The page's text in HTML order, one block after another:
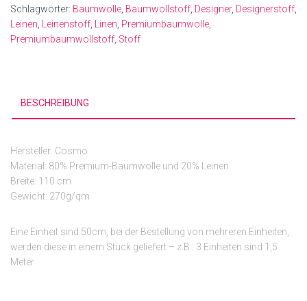
Schlagwörter: Baumwolle Baumwollstoff Designer, Designerstoff
Leinen
Leinenstoff Linen Premiumbaumwolle
Premiumbaumwollstoff Stoff
BESCHREIBUNG
Herste ller: Cosmo
Material: 80% Premium-Baumwolle und 20% Leinen
Breite: 110 cm
Gewicht: 270g/qm
Eine Einheit sind 50cm, bei der Bestellung von mehreren Einheiten,
werden diese in einem Stück geliefert – z.B.: 3 Einheiten sind 1,5
Meter